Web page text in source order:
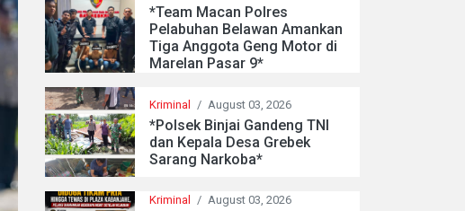
*Team Macan Polres
Pelabuhan Belawan Amankan
Tiga Anggota Geng Motor di
Marelan Pasar 9*
Kriminal / August 03, 2026
*Polsek Binjai Gandeng TNI
dan Kepala Desa Grebek
Sarang Narkoba*
Kriminal / August 03, 2026